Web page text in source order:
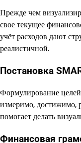
Прежде чем
свое текущее
учёт расходов дают
реалистичной.
Постановка
Формулирование
измеримо, достижимо,
помогает делать
Финансовая